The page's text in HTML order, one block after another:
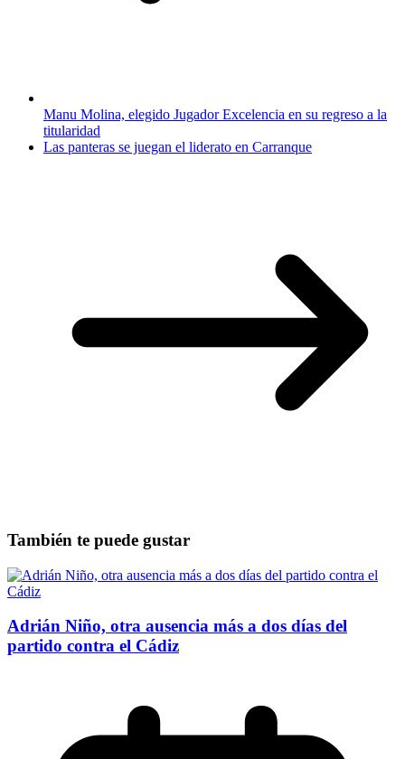
Manu Molina, elegido Jugador Excelencia en su regreso a la
titularidad
Las panteras se juegan el liderato en Carranque
También te puede gustar
Adrián Niño, otra ausencia más a dos días del
partido contra el Cádiz